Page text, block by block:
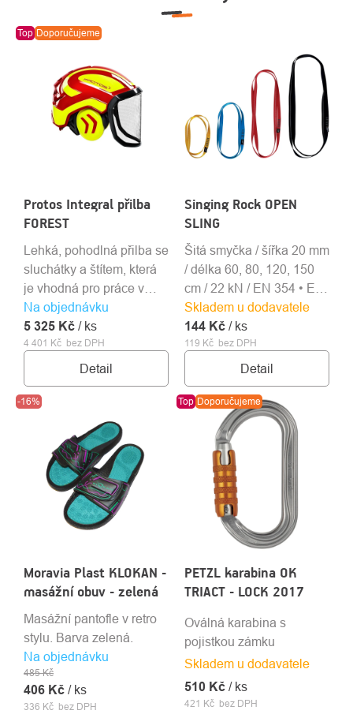
Top Doporučujeme
Protos Integral přilba
FOREST
Na objednávku
4 401 Kč bez DPH
5 325 Kč / ks
Detail
Lehká, pohodlná přilba se
sluchátky a štítem, která
je vhodná pro práce v
lese a práce s motorovou
pilou.
Singing Rock OPEN
SLING
Skladem u dodavatele
119 Kč bez DPH
144 Kč / ks
Detail
Šitá smyčka / šířka 20 mm
/ délka 60, 80, 120, 150
cm / 22 kN / EN 354 • EN
566 • EN 795B
-16%
Moravia Plast KLOKAN -
masážní obuv - zelená
Na objednávku
336 Kč bez DPH
485 Kč
406 Kč / ks
Masážní pantofle v retro
stylu. Barva zelená.
Top Doporučujeme
PETZL karabina OK
TRIACT - LOCK 2017
Skladem u dodavatele
421 Kč bez DPH
510 Kč / ks
Oválná karabina s
pojistkou zámku